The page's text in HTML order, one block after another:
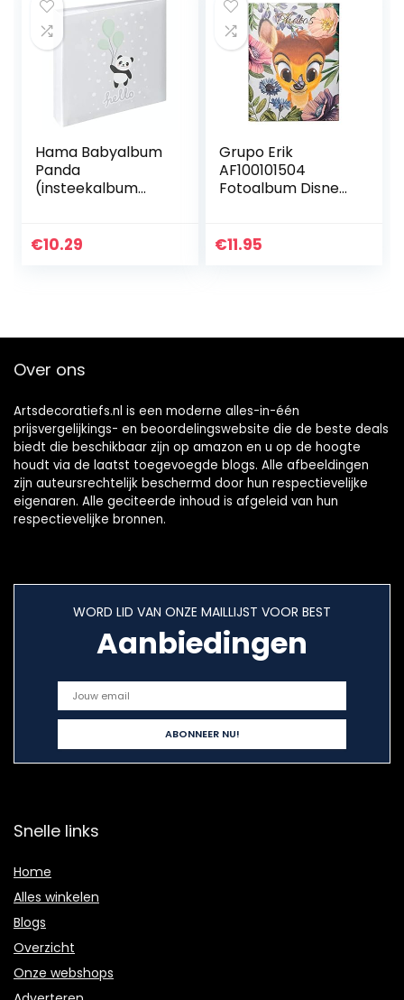
Hama Babyalbum
Panda
(insteekalbum
cm,
€10.29
Grupo Erik
AF100101504
Fotoalbum Disney
100 fotos
€11.95
Over ons
Artsdecoratiefs.nl is een moderne alles-in-één
prijsvergelijkings- en beoordelingswebsite die de beste deals
biedt die beschikbaar zijn op amazon en u op de hoogte
houdt via de laatst toegevoegde blogs. Alle afbeeldingen
zijn auteursrechtelijk beschermd door hun respectievelijke
eigenaren. Alle geciteerde inhoud is afgeleid van hun
respectievelijke bronnen.
WORD LID VAN ONZE MAILLIJST VOOR BEST
Aanbiedingen
Snelle links
Home
Alles winkelen
Blogs
Overzicht
Onze webshops